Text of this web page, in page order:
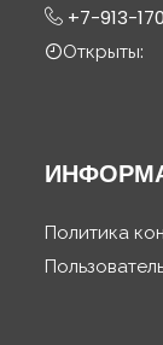
+7-913-
Открыты:
Политика